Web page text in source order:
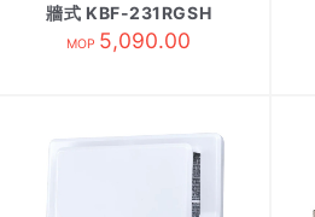
牆式 KBF-231RGSH
MOP 5,090.00